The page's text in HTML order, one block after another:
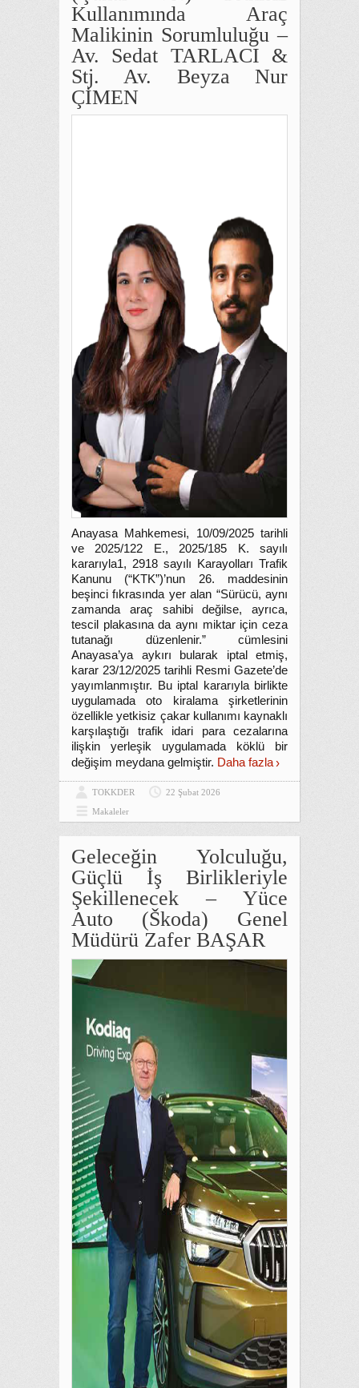
Kullanımında Araç
Malikinin Sorumluluğu –
Av. Sedat TARLACI &
Stj. Av. Beyza Nur
ÇİMEN
Anayasa Mahkemesi, 10/09/2025 tarihli
ve 2025/122 E., 2025/185 K. sayılı
kararıyla1, 2918 sayılı Karayolları Trafik
Kanunu (“KTK”)’nun 26. maddesinin
beşinci fıkrasında yer alan “Sürücü, aynı
zamanda araç sahibi değilse, ayrıca,
tescil plakasına da aynı miktar için ceza
tutanağı düzenlenir.” cümlesini
Anayasa’ya aykırı bularak iptal etmiş,
karar 23/12/2025 tarihli Resmi Gazete’de
yayımlanmıştır. Bu iptal kararıyla birlikte
uygulamada oto kiralama şirketlerinin
özellikle yetkisiz çakar kullanımı kaynaklı
karşılaştığı trafik idari para cezalarına
ilişkin yerleşik uygulamada köklü bir
değişim meydana gelmiştir. Daha fazla
TOKKDER
22 Şubat 2026
Makaleler
Geleceğin Yolculuğu,
Güçlü İş Birlikleriyle
Şekillenecek – Yüce
Auto (Škoda) Genel
Müdürü Zafer BAŞAR